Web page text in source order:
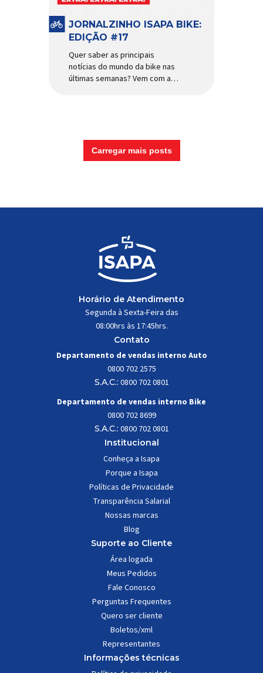
JORNALZINHO ISAPA BIKE:
EDIÇÃO #17
Quer saber as principais
notícias do mundo da bike nas
últimas semanas? Vem com a
Carregar mais posts
Horário de Atendimento
Segunda à Sexta-Feira das
08:00hrs às 17:45hrs.
Contato
Departamento de vendas interno Auto
0800 702 2575
S.A.C.: 0800 702 0801
Departamento de vendas interno Bike
0800 702 8699
S.A.C.: 0800 702 0801
Institucional
Conheça a Isapa
Porque a Isapa
Políticas de Privacidade
Transparência Salarial
Nossas marcas
Blog
Suporte ao Cliente
Área logada
Meus Pedidos
Fale Conosco
Perguntas Frequentes
Quero ser cliente
Boletos/xml
Representantes
Informações técnicas